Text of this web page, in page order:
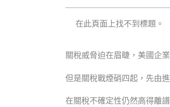
在此頁面上找不到標題。
關稅威脅迫在眉睫，美國企
但是關稅戰煙硝四起，先由
在關稅不確定性仍然高得離